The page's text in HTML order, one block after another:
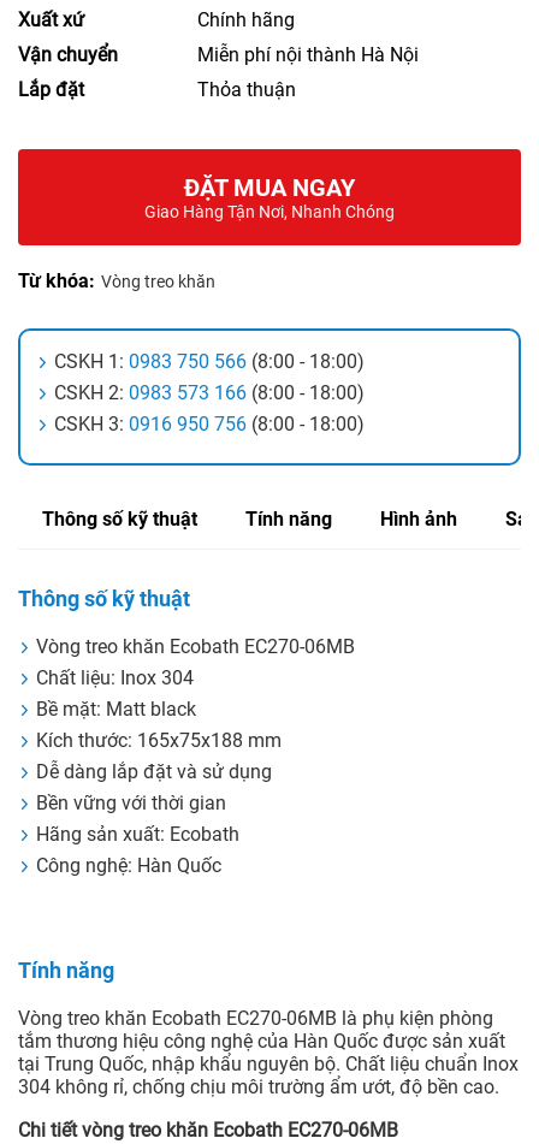
Xuất xứ
Chính hãng
Vận chuyển
Miễn phí nội thành Hà Nội
Lắp đặt
Thỏa thuận
ĐẶT MUA NGAY
Giao Hàng Tận Nơi, Nhanh Chóng
Từ khóa: Vòng treo khăn
CSKH 1: 0983 750 566 (8:00 - 18:00)
CSKH 2: 0983 573 166 (8:00 - 18:00)
CSKH 3: 0916 950 756 (8:00 - 18:00)
Thông số kỹ thuật Tính năng Hình ảnh
Thông số kỹ thuật
Vòng treo khăn Ecobath EC270-06MB
Chất liệu: Inox 304
Bề mặt: Matt black
Kích thước: 165x75x188 mm
Dễ dàng lắp đặt và sử dụng
Bền vững với thời gian
Hãng sản xuất: Ecobath
Công nghệ: Hàn Quốc
Tính năng
Vòng treo khăn Ecobath EC270-06MB là phụ kiện phòng
tắm thương hiệu công nghệ của Hàn Quốc được sản xuất
tại Trung Quốc, nhập khẩu nguyên bộ. Chất liệu chuẩn Inox
304 không rỉ, chống chịu môi trường ẩm ướt, độ bền cao.
Chi tiết vòng treo khăn Ecobath EC270-06MB